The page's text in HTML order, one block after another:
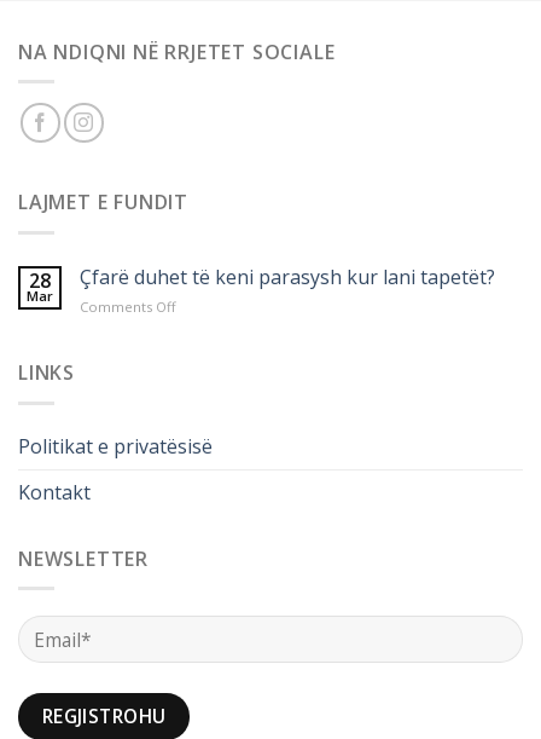
NA NDIQNI NË RRJETET SOCIALE
LAJMET E FUNDIT
28
Mar
Çfarë duhet të keni parasysh kur lani tapetët?
Comments Offon
lani
LINKS
Politikat e privatësisë
Kontakt
NEWSLETTER